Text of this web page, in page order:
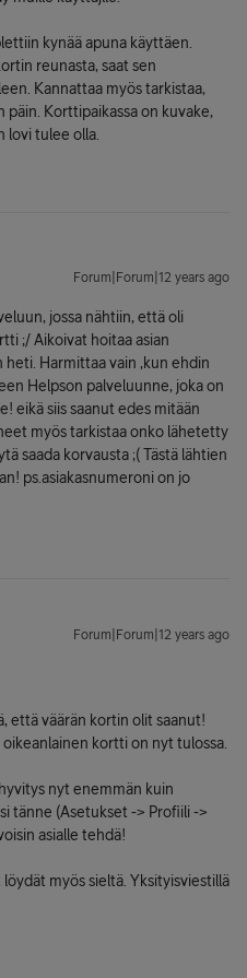
kynää apuna käyttäen.
reunasta, saat sen
Kannattaa myös tarkistaa,
Korttipaikassa on kuvake,
lovi tulee olla.
Forum|Forum|12 years ago
jossa nähtiin, että oli
;/ Aikoivat hoitaa asian
Harmittaa vain ,kun ehdin
Helpson palveluunne, joka on
eikä siis saanut edes mitään
myös tarkistaa onko lähetetty
saada korvausta ;( Tästä lähtien
ps.asiakasnumeroni on jo
Forum|Forum|12 years ago
että väärän kortin olit saanut!
kortti on nyt tulossa.
nyt enemmän kuin
tänne (Asetukset -> Profiili ->
asialle tehdä!
myös sieltä. Yksityisviestillä